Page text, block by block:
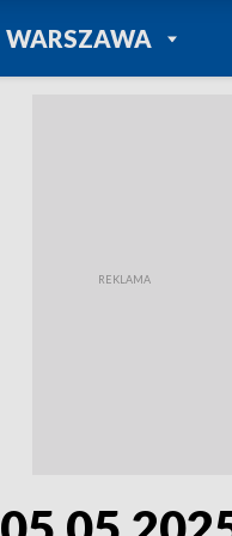
WARSZAWAPOWRÓT DO
TVP REGIONY